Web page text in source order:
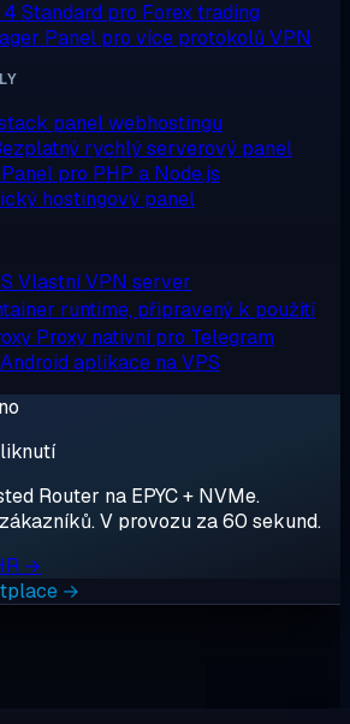
4 Standard pro Forex trading
Panel pro více protokolů VPN
panel webhostingu
rychlý serverový panel
Panel pro PHP a Node.js
hostingový panel
Vlastní VPN server
runtime, připravený k použití
Proxy nativní pro Telegram
Android aplikace na VPS
Router na EPYC + NVMe.
V provozu za 60 sekund.
→
→